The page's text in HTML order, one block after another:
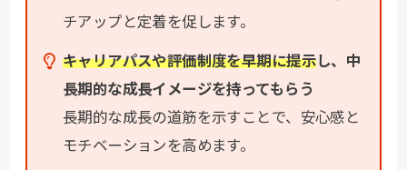
チアップと定着を促します。
キャリアパスや評価制度を早期に提示し、中
長期的な成長イメージを持ってもらう
長期的な成長の道筋を示すことで、安心感と
モチベーションを高めます。